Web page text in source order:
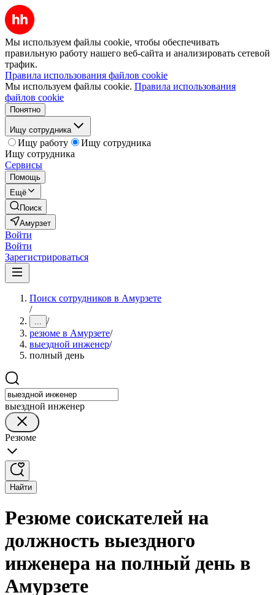
Мы используем файлы cookie, чтобы обеспечивать
правильную работу нашего веб-сайта и анализировать сетевой
трафик.
Правила использования файлов cookie
Мы используем файлы cookie. Правила использования
файлов cookie
Понятно
Ищу сотрудника
Ищу работу
Ищу сотрудника
Ищу сотрудника
Сервисы
Помощь
Ещё
Поиск
Амурзет
Войти
Войти
Зарегистрироваться
Поиск сотрудников в Амурзете
/
... /
резюме в Амурзете/
выездной инженер/
полный день
выездной инженер
Резюме
Найти
Резюме соискателей на
должность выездного
инженера на полный день в
Амурзете